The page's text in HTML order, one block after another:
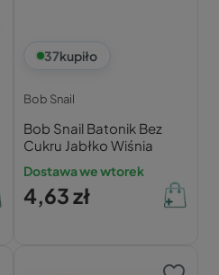
37kupiło
Bob Snail
Bob Snail Batonik Bez
Cukru Jabłko Wiśnia
Dostawa we wtorek
4,63 zł